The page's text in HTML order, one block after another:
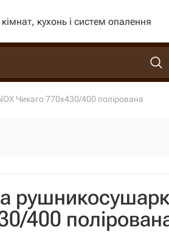
кухонь і систем опалення
Чикаго 770х430/400 полірована
400